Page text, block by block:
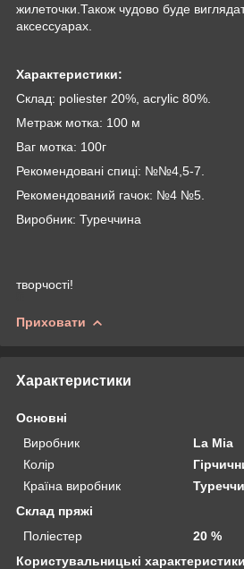
жилеточки.Також чудово буде
аксессуарах.
Характеристики:
Склад: poliester 20%, acrylic 80%.
Метраж мотка: 100 м
Ваг мотка: 100г
Рекомендовані спиці: №№4,5-7.
Рекомендований гачок: №4 №5.
Виробник: Туреччина
творчості!
Приховати
Характеристики
Основні
Виробник
La Mia
Колір
Країна виробник
Склад пряжі
Поліестер
20 %
Користувальницькі характеристики